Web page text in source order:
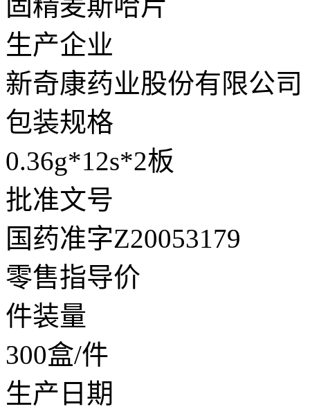
生产企业
新奇康药业股份有限公司
包装规格
0.36g*12s*2板
批准文号
国药准字Z20053179
零售指导价
件装量
300盒/件
生产日期